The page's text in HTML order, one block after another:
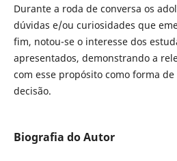
Durante a roda de conversa os
dúvidas e/ou curiosidades que
fim, notou-se o interesse dos
apresentados, demonstrando a
com esse propósito como forma
decisão.
Biografia do Autor